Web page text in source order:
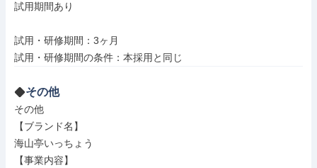
試用期間あり
試用・研修期間：3ヶ月
その他
その他
【ブランド名】
海山亭いっちょう
【事業内容】